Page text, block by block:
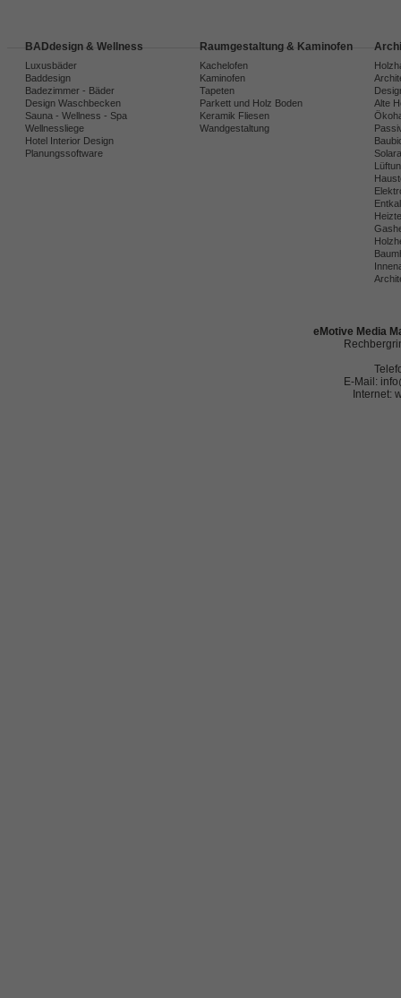
BADdesign & Wellness
Luxusbäder
Baddesign
Badezimmer - Bäder
Design Waschbecken
Sauna - Wellness - Spa
Wellnessliege
Hotel Interior Design
Planungssoftware
Raumgestaltung & Kaminofen
Kachelofen
Kaminofen
Tapeten
Parkett und Holz Boden
Keramik Fliesen
Wandgestaltung
Alte
eMotive Media
E-Mail:
Internet: